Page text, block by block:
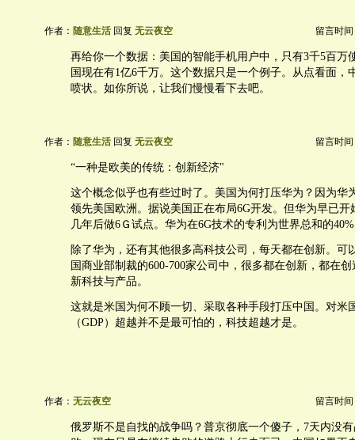
作者： 随意生活 回复 无云夜空 留言时间
再给你一个数据：美国的智能手机用户中，只有3千5百万
国现在有1亿6千万。这个数据只是一个例子。从点看面，
喷状。如你所说，让我们慢慢看下去吧。
作者： 随意生活 回复 无云夜空 留言时间
“一种是欧美的传统：创新经济"
这个概念似乎也有些过时了。美国为何打压华为？因为华
领先美国欧洲。据说美国正在布局6G开发。但华为早已开
几年后做6Ｇ试点。华为在6G技术的专利为世界总和的
除了华为，还有其他很多高科技公司，每天都在创新。可
国商业部制裁的600-700家公司中，很多都在创新，都在
新科技与产品。
这就是米国为何不顾一切、采取各种手段打压中国。对米
（GDP）超越并不是最可怕的，科技超越才是。
作者： 无云夜空 留言时间
俄罗斯不是自找的战争吗？普京彻底一个傻子，7天内没